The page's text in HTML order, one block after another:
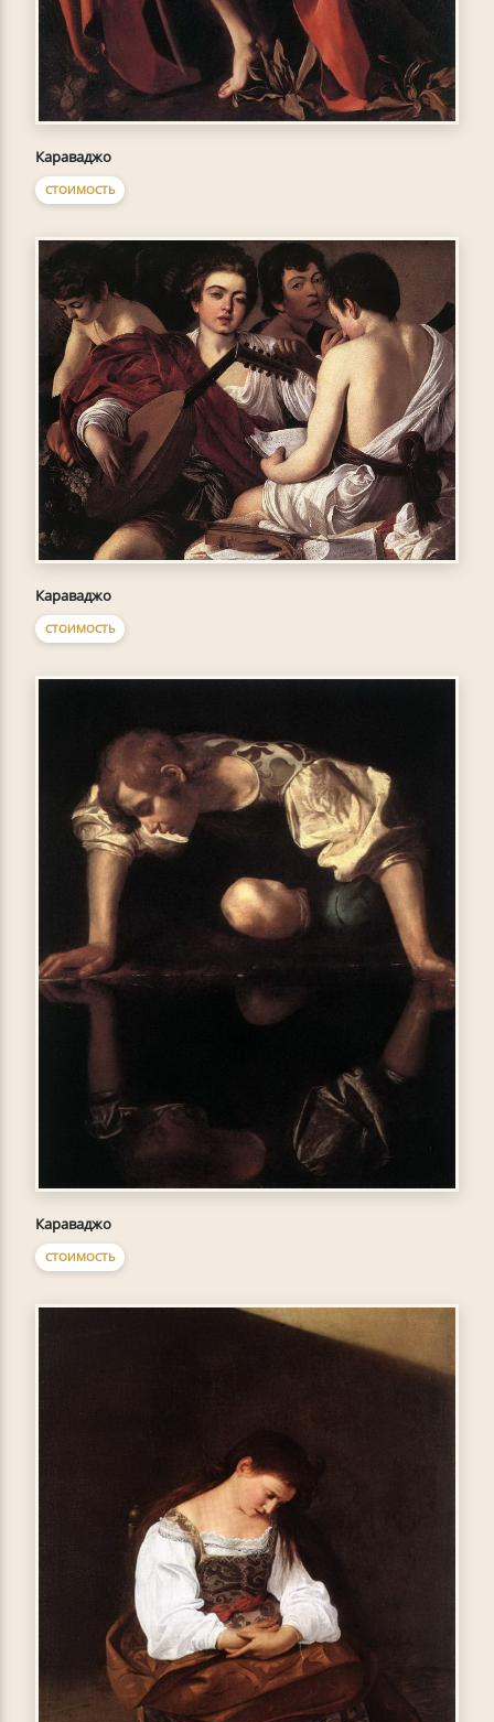
Караваджо
СТОИМОСТЬ
Караваджо
СТОИМОСТЬ
Караваджо
СТОИМОСТЬ